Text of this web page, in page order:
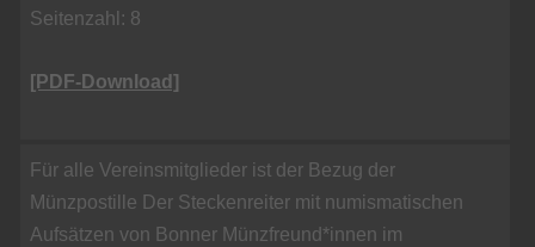
Seitenzahl: 8
[PDF-Download]
Für alle Vereinsmitglieder ist der Bezug der
Münzpostille Der Steckenreiter mit numismatischen
Aufsätzen von Bonner Münzfreund*innen im